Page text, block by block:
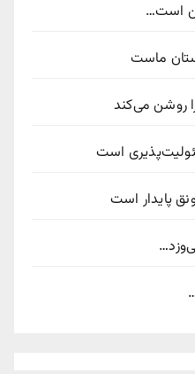
است…
ماست
روشن می‌کند
است
پایدار است